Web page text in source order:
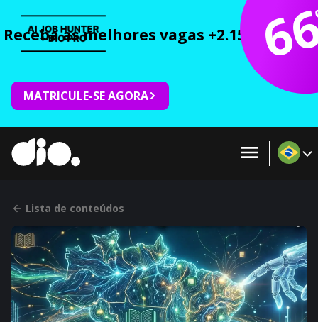
Receba as melhores vagas +2.150 cursos
MATRICULE-SE AGORA
Lista de conteúdos